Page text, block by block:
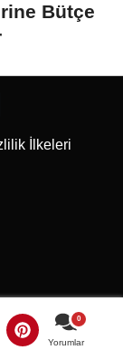
Yorumlar
Bütçe
İlkeleri